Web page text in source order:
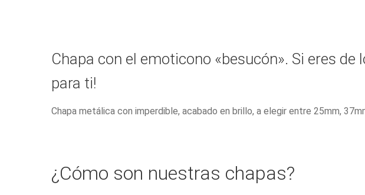
Chapa con el emoticono «besucón». Si eres
para ti!
Chapa metálica con imperdible, acabado en brillo, a elegir entre 25mm,
¿Cómo son nuestras chapas?